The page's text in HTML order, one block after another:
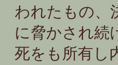
われたもの、
に脅かされ続
死をも所有し